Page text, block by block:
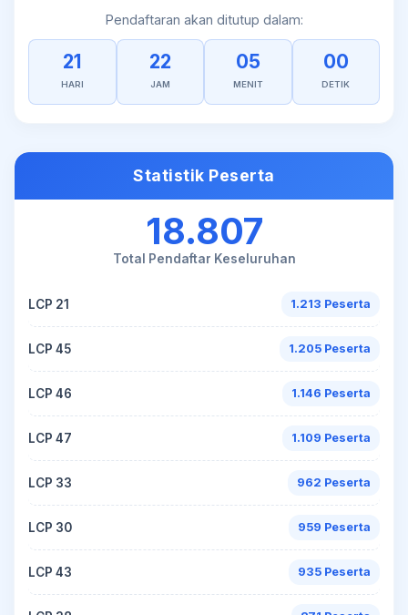
Pendaftaran akan ditutup dalam:
21
HARI
22
JAM
05
MENIT
00
DETIK
Statistik Peserta
18.807
Total Pendaftar Keseluruhan
LCP 21 1.213 Peserta
LCP 45 1.205 Peserta
LCP 46 1.146 Peserta
LCP 47 1.109 Peserta
LCP 33 962 Peserta
LCP 30 959 Peserta
LCP 43 935 Peserta